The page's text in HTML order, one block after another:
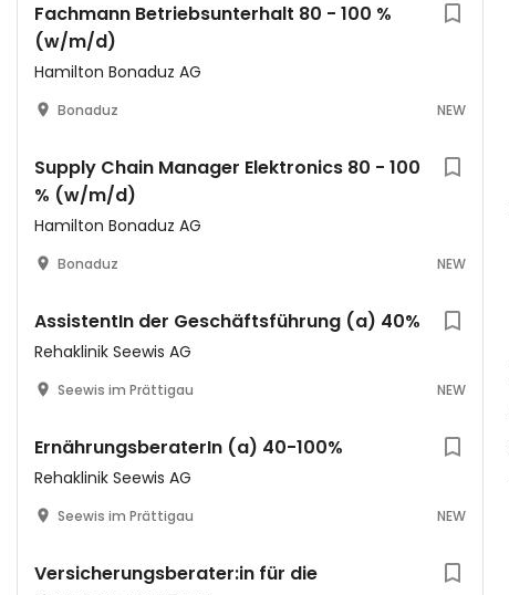
Fachmann Betriebsunterhalt 80 - 100 %
(w/m/d)
Hamilton Bonaduz AG
Bonaduz NEW
Supply Chain Manager Elektronics 80 - 100
% (w/m/d)
Hamilton Bonaduz AG
Bonaduz NEW
AssistentIn der Geschäftsführung (a) 40%
Rehaklinik Seewis AG
Seewis im Prättigau NEW
ErnährungsberaterIn (a) 40-100%
Rehaklinik Seewis AG
Seewis im Prättigau NEW
Versicherungsberater:in für die